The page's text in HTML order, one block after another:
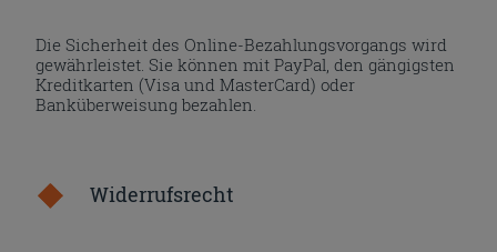
Die Sicherheit des Online-Bezahlungsvorgangs wird
gewährleistet. Sie können mit PayPal, den gängigsten
Kreditkarten (Visa und MasterCard) oder
Banküberweisung bezahlen.
Widerrufsrecht